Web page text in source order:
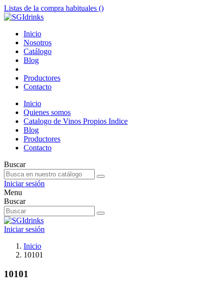
Listas de la compra habituales ()
Inicio
Nosotros
Catálogo
Blog
Productores
Contacto
Inicio
Quienes somos
Catalogo de Vinos Propios Indice
Blog
Productores
Contacto
Buscar
Iniciar sesión
Menu
Buscar
Iniciar sesión
Inicio
10101
10101